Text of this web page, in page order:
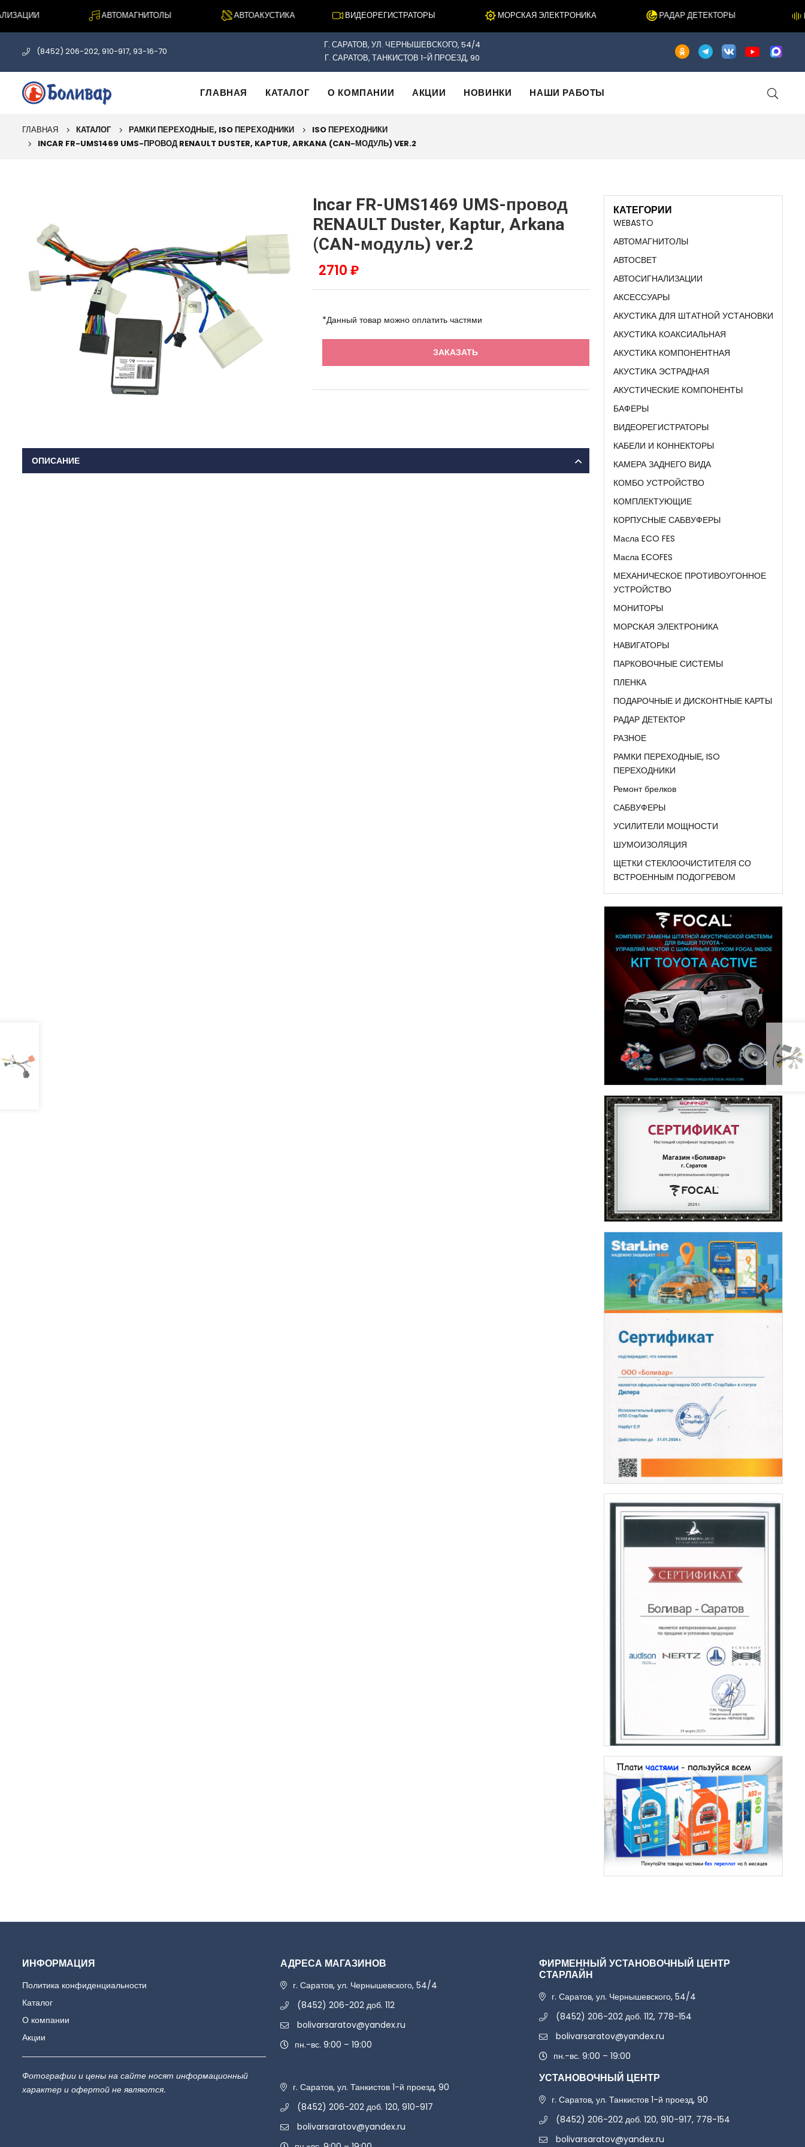
АВТОМАГНИТОЛЫ АВТОАКУСТИКА ВИДЕОРЕГИСТРАТОРЫ МОРСКАЯ ЭЛЕКТРОНИКА РАДАР ДЕТЕКТОРЫ
(8452) 206-202, 910-917, 93-16-70
Г. САРАТОВ, УЛ. ЧЕРНЫШЕВСКОГО, 54/4
Г. САРАТОВ, ТАНКИСТОВ 1-Й ПРОЕЗД, 90
ГЛАВНАЯ КАТАЛОГ О КОМПАНИИ АКЦИИ НОВИНКИ НАШИ РАБОТЫ
ГЛАВНАЯ КАТАЛОГ РАМКИ ПЕРЕХОДНЫЕ, ISO ПЕРЕХОДНИКИ
ISO ПЕРЕХОДНИКИ
INCAR FR-UMS1469 UMS-ПРОВОД RENAULT DUSTER, KAPTUR, ARKANA (CAN-МОДУЛЬ) VER.2
Incar FR-UMS1469 UMS-провод
RENAULT Duster, Kaptur, Arkana
(CAN-модуль) ver.2
2710 ₽
*Данный товар можно оплатить частями
ЗАКАЗАТЬ
ОПИСАНИЕ
КАТЕГОРИИ
WEBASTO
АВТОМАГНИТОЛЫ
АВТОСВЕТ
АВТОСИГНАЛИЗАЦИИ
АКСЕССУАРЫ
АКУСТИКА ДЛЯ ШТАТНОЙ УСТАНОВКИ
АКУСТИКА КОАКСИАЛЬНАЯ
АКУСТИКА КОМПОНЕНТНАЯ
АКУСТИКА ЭСТРАДНАЯ
АКУСТИЧЕСКИЕ КОМПОНЕНТЫ
БАФЕРЫ
ВИДЕОРЕГИСТРАТОРЫ
КАБЕЛИ И КОННЕКТОРЫ
КАМЕРА ЗАДНЕГО ВИДА
КОМБО УСТРОЙСТВО
КОМПЛЕКТУЮЩИЕ
КОРПУСНЫЕ САБВУФЕРЫ
Масла ECO FES
Масла ECOFES
МЕХАНИЧЕСКОЕ ПРОТИВОУГОННОЕ
УСТРОЙСТВО
МОНИТОРЫ
МОРСКАЯ ЭЛЕКТРОНИКА
НАВИГАТОРЫ
ПАРКОВОЧНЫЕ СИСТЕМЫ
ПЛЕНКА
ПОДАРОЧНЫЕ И ДИСКОНТНЫЕ КАРТЫ
РАДАР ДЕТЕКТОР
РАЗНОЕ
РАМКИ ПЕРЕХОДНЫЕ, ISO
ПЕРЕХОДНИКИ
Ремонт брелков
САБВУФЕРЫ
УСИЛИТЕЛИ МОЩНОСТИ
ШУМОИЗОЛЯЦИЯ
ЩЕТКИ СТЕКЛООЧИСТИТЕЛЯ СО
ВСТРОЕННЫМ ПОДОГРЕВОМ
ИНФОРМАЦИЯ
Политика конфиденциальности
Каталог
О компании
Акции
Фотографии и цены на сайте носят информационный
характер и офертой не являются.
АДРЕСА МАГАЗИНОВ
г. Саратов, ул. Чернышевского, 54/4
(8452) 206-202 доб. 112
bolivarsaratov@yandex.ru
пн.-вс. 9:00 – 19:00
г. Саратов, ул. Танкистов 1-й проезд, 90
(8452) 206-202 доб. 120, 910-917
bolivarsaratov@yandex.ru
ФИРМЕННЫЙ УСТАНОВОЧНЫЙ ЦЕНТР
СТАРЛАЙН
г. Саратов, ул. Чернышевского, 54/4
(8452) 206-202 доб. 112, 778-154
bolivarsaratov@yandex.ru
пн.-вс. 9:00 – 19:00
УСТАНОВОЧНЫЙ ЦЕНТР
г. Саратов, ул. Танкистов 1-й проезд, 90
(8452) 206-202 доб. 120, 910-917, 778-154
bolivarsaratov@yandex.ru